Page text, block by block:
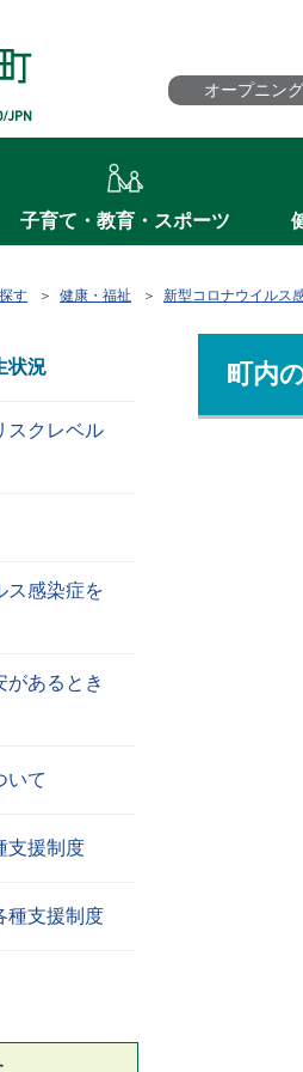
オープニン
子育て・教育・スポーツ
す ＞ 健康・福祉 ＞ 新型コロナウイルス
町内
状況
スクレベル
ス感染症を
があるとき
いて
支援制度
種支援制度